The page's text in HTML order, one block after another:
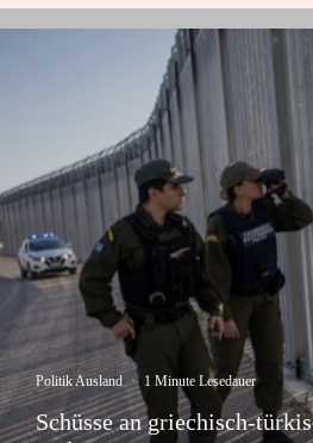
Politik Ausland · 1 Minute Lesedauer
Schüsse an griechisch-